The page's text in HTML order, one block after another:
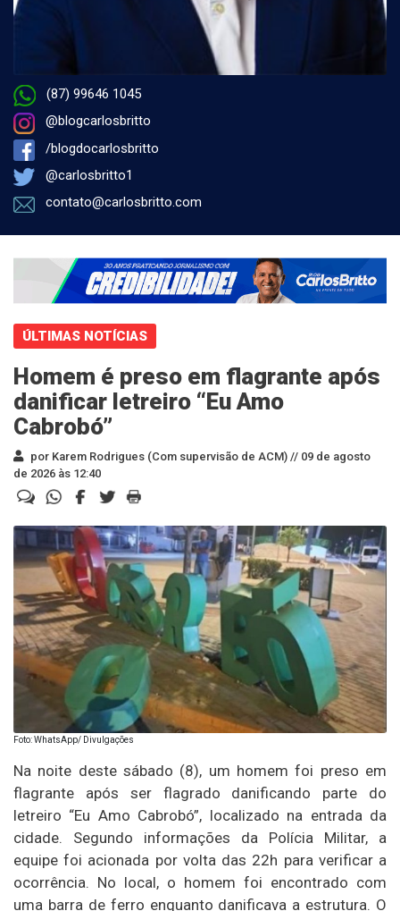
(87) 99646 1045
@blogcarlosbritto
/blogdocarlosbritto
@carlosbritto1
contato@carlosbritto.com
ÚLTIMAS NOTÍCIAS
Homem é preso em flagrante após
danificar letreiro “Eu Amo
Cabrobó”
por Karem Rodrigues (Com supervisão de ACM) // 09 de agosto
de 2026 às 12:40
Foto: WhatsApp/ Divulgações
Na noite deste sábado (8), um homem foi preso em
flagrante após ser flagrado danificando parte do
letreiro “Eu Amo Cabrobó”, localizado na entrada da
cidade. Segundo informações da Polícia Militar, a
equipe foi acionada por volta das 22h para verificar a
ocorrência. No local, o homem foi encontrado com
uma barra de ferro enquanto danificava a estrutura. O